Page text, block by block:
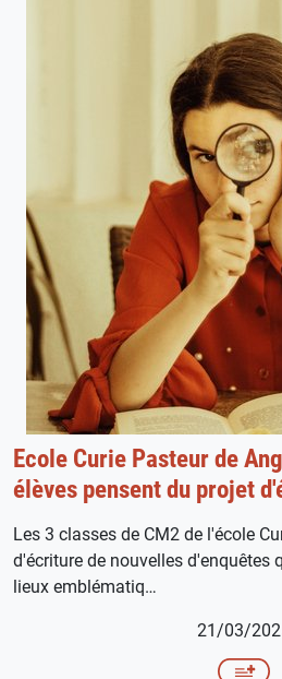
Ecole Curie Pasteur de
élèves pensent du projet
Les 3 classes de CM2 de l'école
d'écriture de nouvelles d'enquêtes
lieux emblématiq…
21/03/